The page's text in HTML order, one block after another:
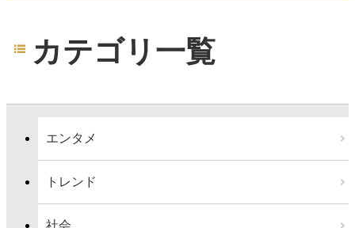
カテゴリ一覧
エンタメ
トレンド